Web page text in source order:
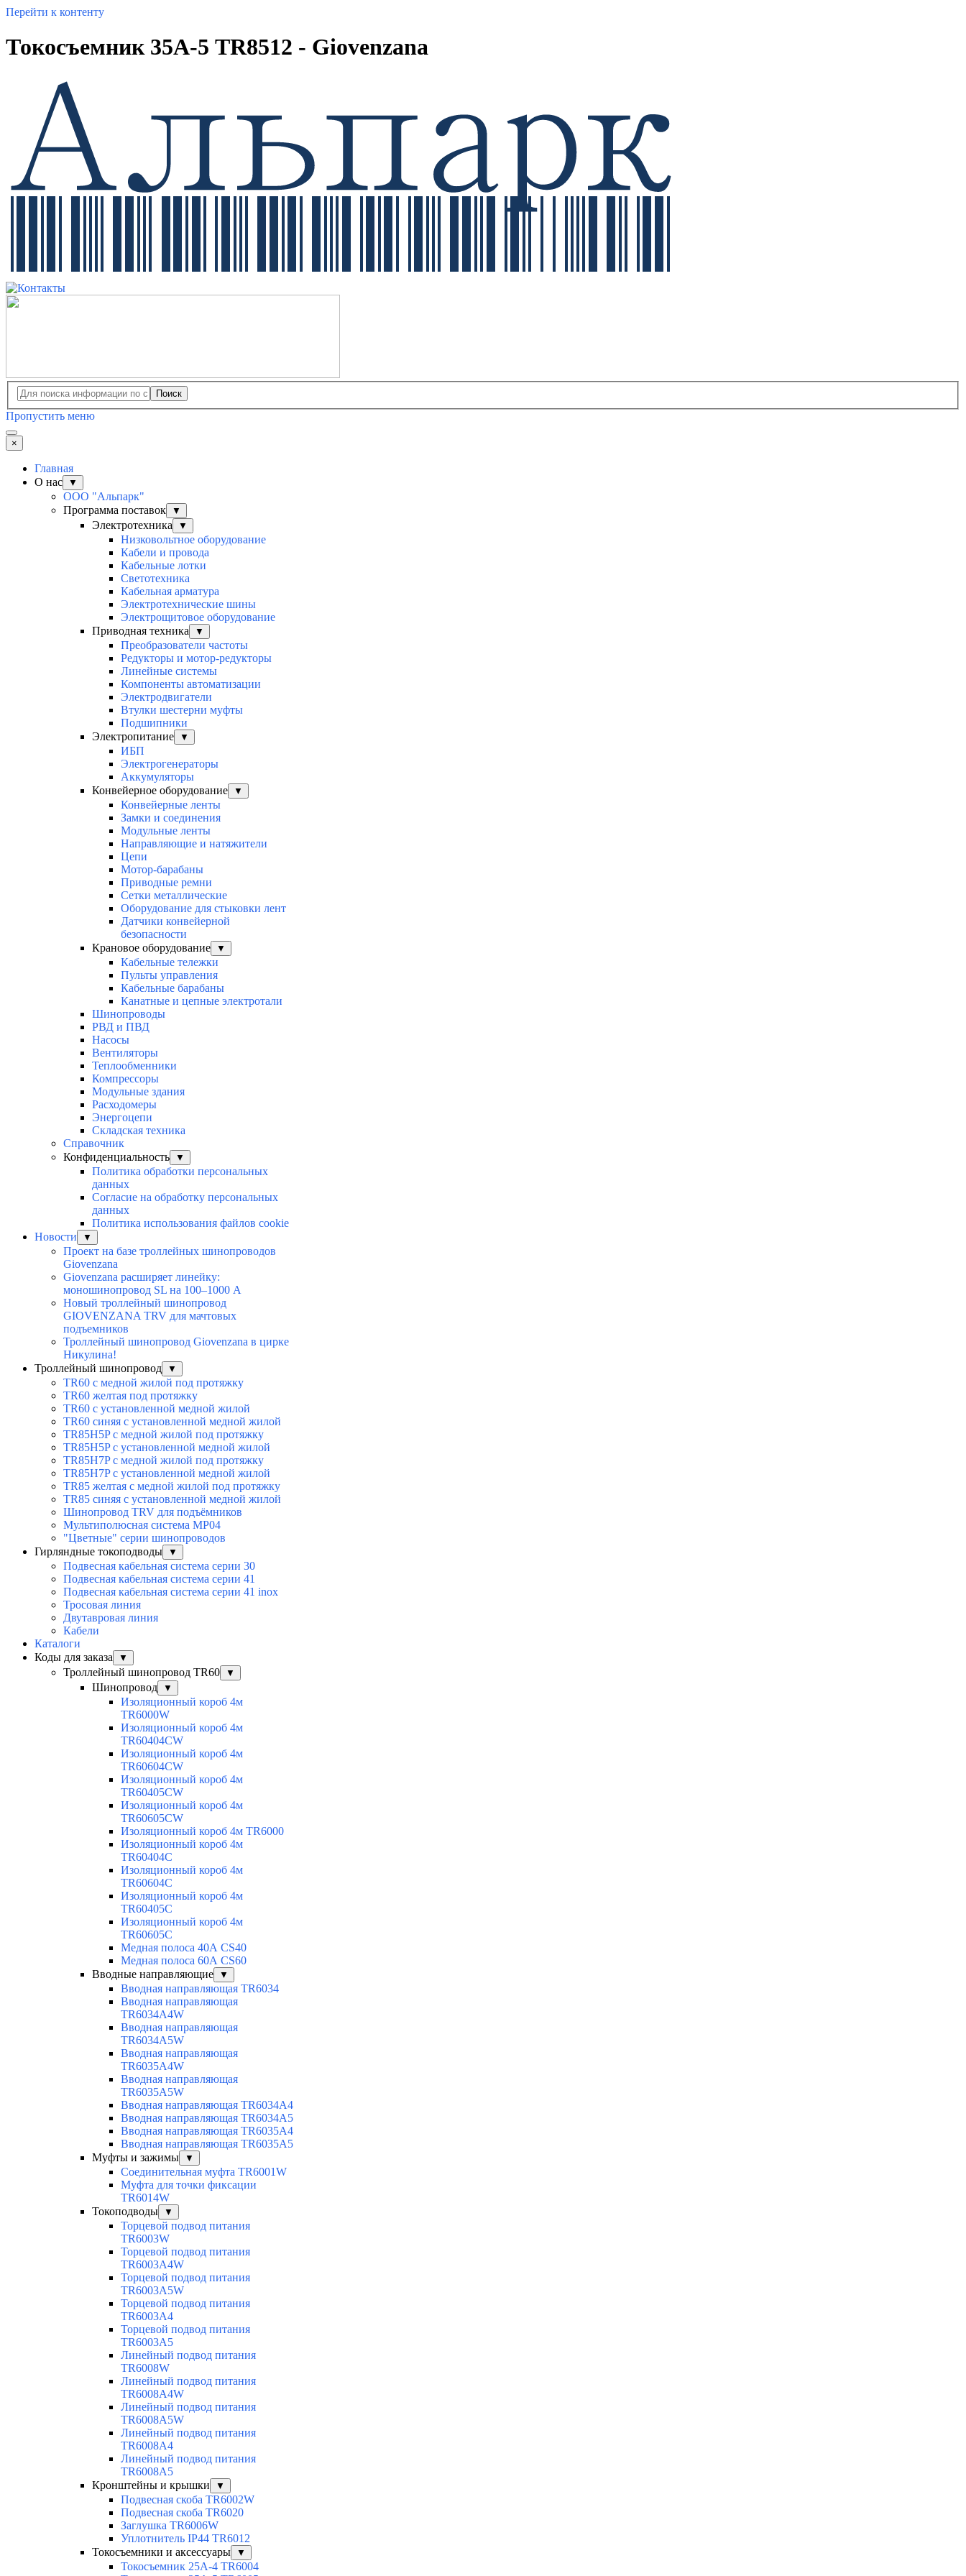
Перейти к контенту
Токосъемник 35А-5 TR8512 - Giovenzana
Поиск
Пропустить меню
×
Главная
О нас
▼
ООО "Альпарк"
Программа поставок
▼
Электротехника ▼
Низковольтное оборудование
Кабели и провода
Кабельные лотки
Светотехника
Кабельная арматура
Электротехнические шины
Электрощитовое оборудование
Приводная техника
▼
Преобразователи частоты
Редукторы и мотор-редукторы
Линейные системы
Компоненты автоматизации
Электродвигатели
Втулки шестерни муфты
Подшипники
Электропитание
▼
ИБП
Электрогенераторы
Аккумуляторы
Конвейерное оборудование
▼
Конвейерные ленты
Замки и соединения
Модульные ленты
Направляющие и натяжители
Цепи
Мотор-барабаны
Приводные ремни
Сетки металлические
Оборудование для стыковки лент
Датчики конвейерной
безопасности
Крановое оборудование
▼
Кабельные тележки
Пульты управления
Кабельные барабаны
Канатные и цепные электротали
Шинопроводы
РВД и ПВД
Насосы
Вентиляторы
Теплообменники
Компрессоры
Модульные здания
Расходомеры
Энергоцепи
Складская техника
Справочник
Конфиденциальность
▼
Политика обработки персональных
данных
Согласие на обработку персональных
данных
Политика использования файлов cookie
Новости
▼
Проект на базе троллейных шинопроводов
Giovenzana
Giovenzana расширяет линейку:
моношинопровод SL на 100–1000 А
Новый троллейный шинопровод
GIOVENZANA TRV для мачтовых
подъемников
Троллейный шинопровод Giovenzana в цирке
Никулина!
Троллейный шинопровод
▼
TR60 с медной жилой под протяжку
TR60 желтая под протяжку
TR60 с установленной медной жилой
TR60 синяя с установленной медной жилой
TR85H5P с медной жилой под протяжку
TR85H5P с установленной медной жилой
TR85H7P с медной жилой под протяжку
TR85H7P с установленной медной жилой
TR85 желтая с медной жилой под протяжку
TR85 синяя с установленной медной жилой
Шинопровод TRV для подъёмников
Мультиполюсная система MP04
"Цветные" серии шинопроводов
Гирляндные токоподводы
▼
Подвесная кабельная система серии 30
Подвесная кабельная система серии 41
Подвесная кабельная система серии 41 inox
Тросовая линия
Двутавровая линия
Кабели
Каталоги
Коды для заказа
▼
Троллейный шинопровод TR60 ▼
Шинопровод ▼
Изоляционный короб 4м
TR6000W
Изоляционный короб 4м
TR60404CW
Изоляционный короб 4м
TR60604CW
Изоляционный короб 4м
TR60405CW
Изоляционный короб 4м
TR60605CW
Изоляционный короб 4м TR6000
Изоляционный короб 4м
TR60404C
Изоляционный короб 4м
TR60604C
Изоляционный короб 4м
TR60405C
Изоляционный короб 4м
TR60605C
Медная полоса 40А CS40
Медная полоса 60А CS60
Вводные направляющие
▼
Вводная направляющая TR6034
Вводная направляющая
TR6034A4W
Вводная направляющая
TR6034A5W
Вводная направляющая
TR6035A4W
Вводная направляющая
TR6035A5W
Вводная направляющая TR6034A4
Вводная направляющая TR6034A5
Вводная направляющая TR6035A4
Вводная направляющая TR6035A5
Муфты и зажимы
▼
Соединительная муфта TR6001W
Муфта для точки фиксации
TR6014W
Токоподводы
▼
Торцевой подвод питания
TR6003W
Торцевой подвод питания
TR6003A4W
Торцевой подвод питания
TR6003A5W
Торцевой подвод питания
TR6003A4
Торцевой подвод питания
TR6003A5
Линейный подвод питания
TR6008W
Линейный подвод питания
TR6008A4W
Линейный подвод питания
TR6008A5W
Линейный подвод питания
TR6008A4
Линейный подвод питания
TR6008A5
Кронштейны и крышки
▼
Подвесная скоба TR6002W
Подвесная скоба TR6020
Заглушка TR6006W
Уплотнитель IP44 TR6012
Токосъемники и аксессуары
▼
Токосъемник 25А-4 TR6004